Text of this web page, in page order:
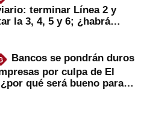
terminar Línea 2 y
la 3, 4, 5 y 6; ¿habrá
Bancos se pondrán duros
por culpa de El
qué será bueno para